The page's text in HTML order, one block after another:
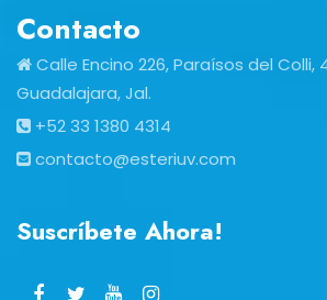
Contacto
Calle Encino 226, Paraísos del Colli,
Guadalajara, Jal.
+52 33 1380 4314
contacto@esteriuv.com
Suscríbete Ahora!